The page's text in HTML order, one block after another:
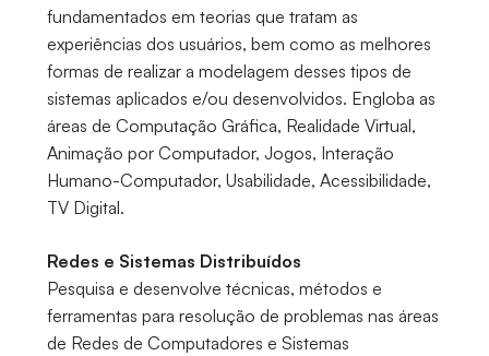
fundamentados em teorias que tratam as
experiências dos usuários, bem como as melhores
formas de realizar a modelagem desses tipos de
sistemas aplicados e/ou desenvolvidos. Engloba as
áreas de Computação Gráfica, Realidade Virtual,
Animação por Computador, Jogos, Interação
Humano-Computador, Usabilidade, Acessibilidade,
TV Digital.
Redes e Sistemas Distribuídos
Pesquisa e desenvolve técnicas, métodos e
ferramentas para resolução de problemas nas áreas
de Redes de Computadores e Sistemas